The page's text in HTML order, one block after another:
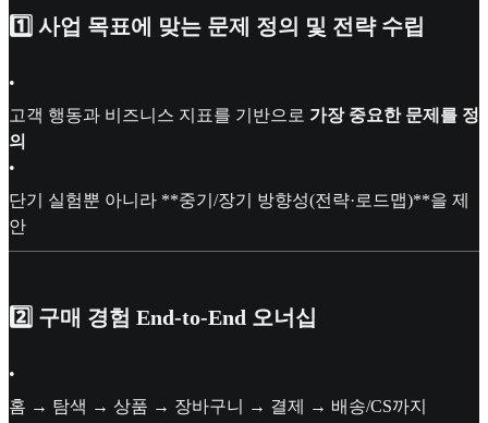
1️⃣ 사업 목표에 맞는 문제 정의 및 전략 수립
•
고객 행동과 비즈니스 지표를 기반으로 가장 중요한 문제를 정
의
•
단기 실험뿐 아니라 **중기/장기 방향성(전략·로드맵)**을 제
안
2️⃣ 구매 경험 End-to-End 오너십
•
홈 → 탐색 → 상품 → 장바구니 → 결제 → 배송/CS까지